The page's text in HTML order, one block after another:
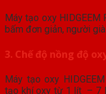
Máy tạo oxy HIDGEEM
bấm đơn giản, người già
3. Chế độ nồng độ
Máy tạo oxy
tạo khí oxy từ 1 lít – 7